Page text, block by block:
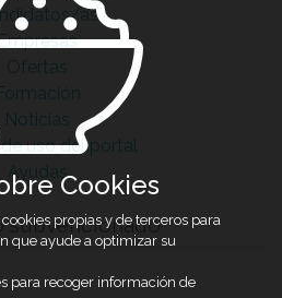
as
Ofertas
Noticias
uso del portal
Ayudas
subvencionado
Cookies
propias y de terceros para
que ayude a optimizar su
para recoger información de